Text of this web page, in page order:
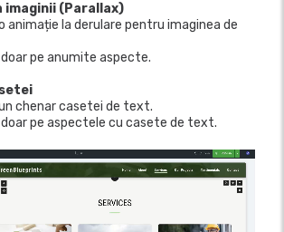
imaginii (Parallax)
animație la derulare pentru imaginea de
doar pe anumite aspecte.
chenar casetei de text.
doar pe aspectele cu casete de text.